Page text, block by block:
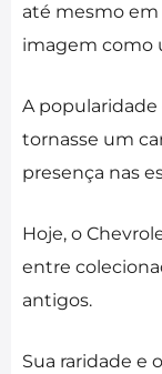
até mesmo em
imagem como
A
tornasse um
presença nas
Hoje, o
entre
antigos.
Sua raridade e